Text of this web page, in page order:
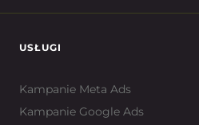
USŁUGI
Kampanie Meta Ads
Kampanie Google Ads